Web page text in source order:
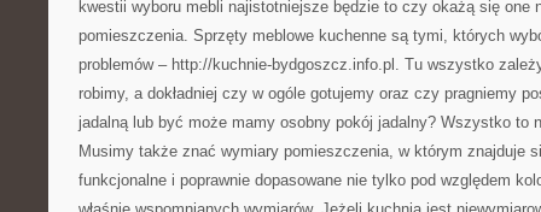
kwestii wyboru mebli najistotniejsze będzie to czy okażą się one
pomieszczenia. Sprzęty meblowe kuchenne są tymi, których
problemów – http://kuchnie-bydgoszcz.info.pl. Tu wszystko
robimy, a dokładniej czy w ogóle gotujemy oraz czy pragniemy
jadalną lub być może mamy osobny pokój jadalny? Wszystko to
Musimy także znać wymiary pomieszczenia, w którym znajduje
funkcjonalne i poprawnie dopasowane nie tylko pod względem